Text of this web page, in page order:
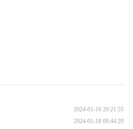
2024-01-18 20:21:55
2024-01-18 09:44:29